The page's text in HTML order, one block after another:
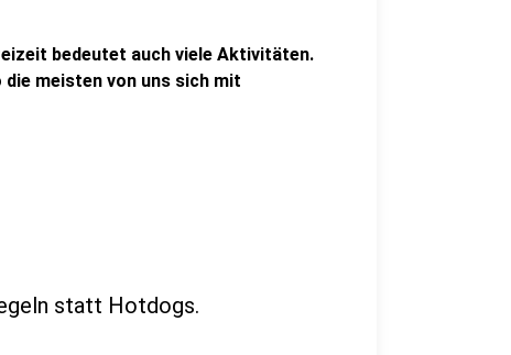
bedeutet auch viele Aktivitäten.
meisten von uns sich mit
statt Hotdogs.